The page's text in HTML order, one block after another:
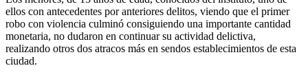
ellos con antecedentes por anteriores delitos, viendo que el primer
robo con violencia culminó consiguiendo una importante cantidad
monetaria, no dudaron en continuar su actividad delictiva,
realizando otros dos atracos más en sendos establecimientos de esta
ciudad.